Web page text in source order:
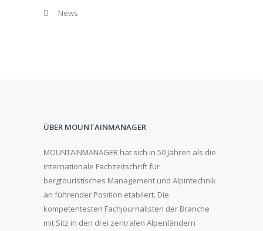
News
ÜBER MOUNTAINMANAGER
MOUNTAINMANAGER hat sich in 50 Jahren als die
internationale Fachzeitschrift für
bergtouristisches Management und Alpintechnik
an führender Position etabliert. Die
kompetentesten Fachjournalisten der Branche
mit Sitz in den drei zentralen Alpenländern